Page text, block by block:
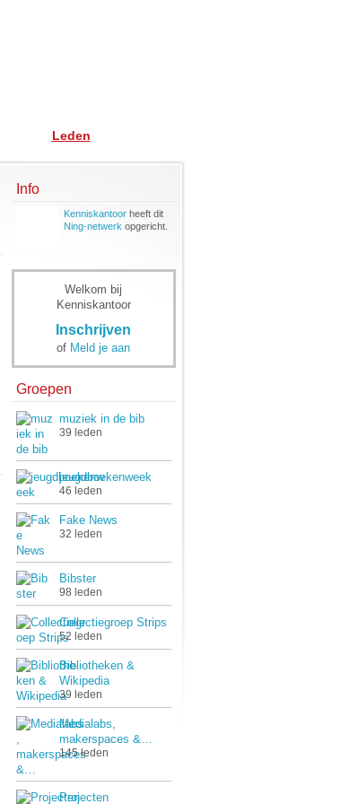
Leden
Info
Kenniskantoorheeft dit
Ning-netwerk opgericht.
Welkom bij
Kenniskantoor
Inschrijven
of Meld je aan
Groepen
muziek in de bib
39 leden
jeugdboekenweek
46 leden
Fake News
32 leden
Bibster
98 leden
Collectiegroep Strips
52 leden
Bibliotheken &
Wikipedia
39 leden
Medialabs,
makerspaces &…
145 leden
Projecten